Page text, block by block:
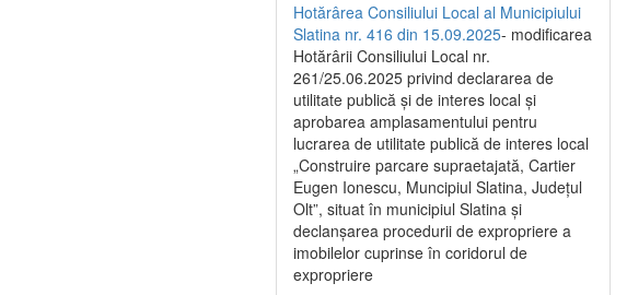
Hotărârea Consiliului Local al Municipiului
Slatina nr. 416 din 15.09.2025- modificarea
Hotărârii Consiliului Local nr.
261/25.06.2025 privind declararea de
utilitate publică și de interes local și
aprobarea amplasamentului pentru
lucrarea de utilitate publică de interes local
„Construire parcare supraetajată, Cartier
Eugen Ionescu, Muncipiul Slatina, Județul
Olt”, situat în municipiul Slatina și
declanșarea procedurii de expropriere a
imobilelor cuprinse în coridorul de
expropriere